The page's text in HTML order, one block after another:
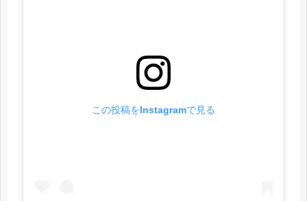
この投稿をInstagramで見る